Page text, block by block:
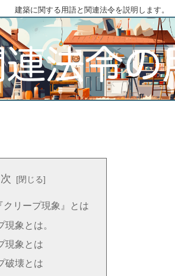
建築に関する用語と関連法令を説明します。
クリープ現象』とは
現象とは。
現象とは
破壊とは